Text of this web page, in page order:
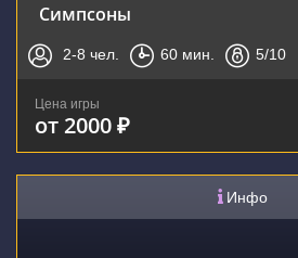
Симпсоны
2-8 чел. 60 мин. 5/10
Цена игры
от 2000 ₽
Инфо